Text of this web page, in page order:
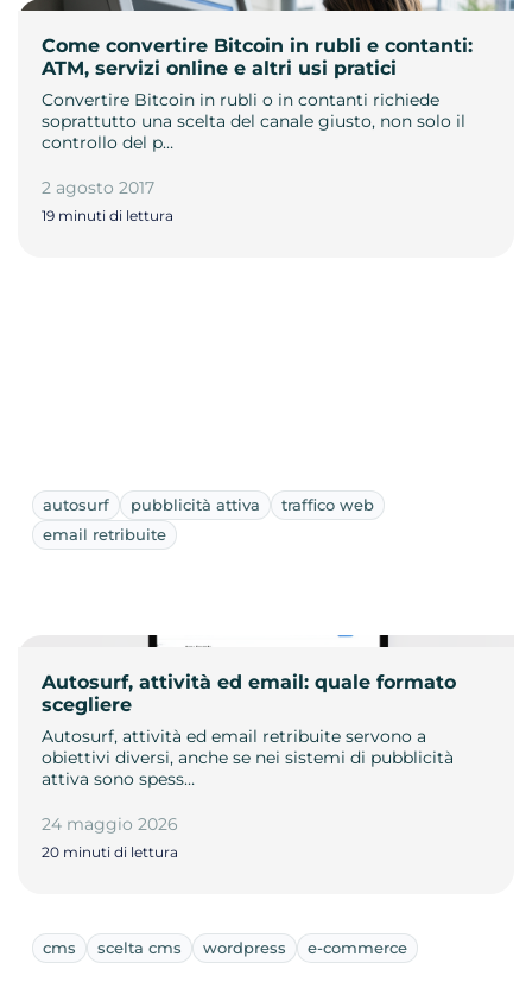
Come convertire Bitcoin in rubli e contanti:
ATM, servizi online e altri usi pratici
Convertire Bitcoin in rubli o in contanti richiede
soprattutto una scelta del canale giusto, non solo il
controllo del p…
2 agosto 2017
19 minuti di lettura
autosurf pubblicità attiva
traffico web
email retribuite
Autosurf, attività ed email: quale formato
scegliere
Autosurf, attività ed email retribuite servono a
obiettivi diversi, anche se nei sistemi di pubblicità
attiva sono spess…
24 maggio 2026
20 minuti di lettura
cms scelta cms wordpress e-commerce